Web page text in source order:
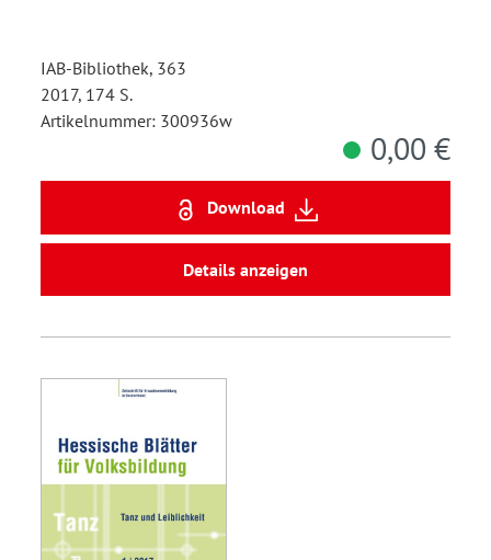
IAB-Bibliothek, 363
2017, 174 S.
Artikelnummer: 300936w
0,00 €
Download
Details anzeigen